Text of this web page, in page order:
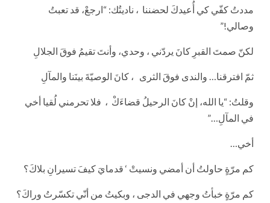
مددتُ كفّي كي أُعيدكَ لحضننا ، ناديتُك: “ارجعْ، قد تعبتُ
وصالي!”
لكنّ صمتَ القبرِ كانَ يردّني ، وحدي، وأنتَ تقيمُ فوقَ الجلالِ
ثمّ افترقنا… والندى فوقَ الثرى ، كانَ الوصيّةَ بينَنا والمآلِ
وقلتُ: “يا الله، إنْ كانَ الرحيلُ قضاءَكْ ، فلا تحرمني لُقيا أخي
في المآلِ…”
أخي…
كم مرّةٍ حاولتُ أن أمضي ونسيتْ ‘ قدمايَ كيفَ تسيرانِ بلاكَ؟
كم مرّةٍ خبأتُ وجهي في الدجى ، وبكيتُ من أنّي تكسّرتُ وراكَ؟